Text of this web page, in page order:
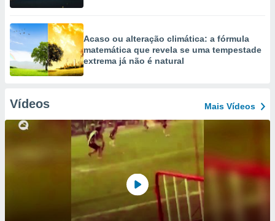
Acaso ou alteração climática: a fórmula
matemática que revela se uma tempestade
extrema já não é natural
Vídeos Mais Vídeos